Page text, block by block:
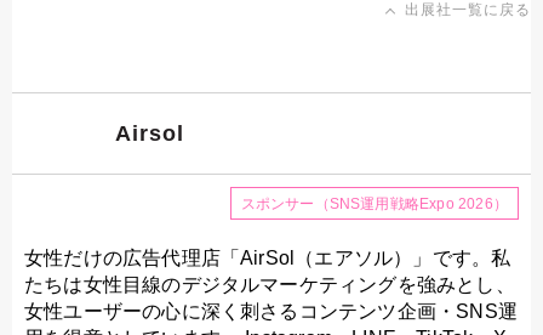
出展社一覧に戻る
Airsol
スポンサー（SNS運用戦略Expo 2026）
女性だけの広告代理店「AirSol（エアソル）」です。私
たちは女性目線のデジタルマーケティングを強みとし、
女性ユーザーの心に深く刺さるコンテンツ企画・SNS運